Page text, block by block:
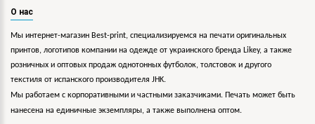
О нас
Мы интернет-магазин Best-print, специализируемся на печати оригинальных
принтов, логотипов компании на одежде от украинского бренда Likey, а также
розничных и оптовых продаж однотонных футболок, толстовок и другого
текстиля от испанского производителя JHK.
Мы работаем с корпоративными и частными заказчиками. Печать может быть
нанесена на единичные экземпляры, а также выполнена оптом.